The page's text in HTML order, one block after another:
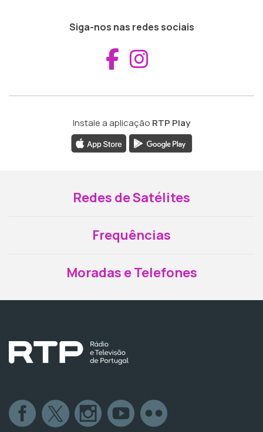
Siga-nos nas redes sociais
Aceder ao
Instale a aplicação RTP Play
Redes de Satélites
Frequências
Moradas e Telefones